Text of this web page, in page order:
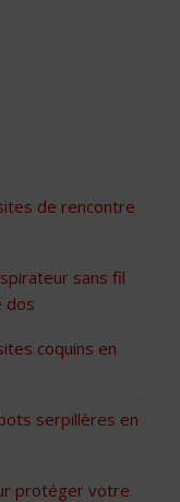
de rencontre
sans fil
dos
coquins en
serpillères en
protéger votre